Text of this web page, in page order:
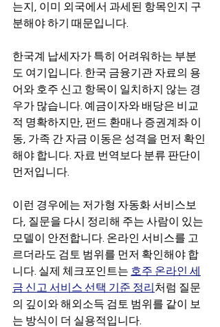
는지, 이미 외국에서 과세된 항목인지 구
분해야 하기 때문입니다.
한국계 납세자가 특히 어려워하는 부분
도 여기입니다. 한국 금융기관 자료의 용
어와 호주 신고 항목이 일치하지 않는 경
우가 많습니다. 예금이자와 배당은 비교
적 명확하지만, 펀드 환매나 증권계좌 이
동, 가족 간 자금 이동은 성격을 먼저 확인
해야 합니다. 자료 번역보다 분류 판단이
먼저입니다.
이런 경우에는 저가형 자동화 서비스보
다, 질문을 다시 정리해 주는 사람이 있는
모델이 안전합니다. 온라인 서비스를 고
르더라도 검토 범위를 먼저 확인해야 합
니다. 실제 체크포인트는 호주 온라인 세
금 신고 서비스 선택 기준 정리 처럼 질문
의 깊이와 해외소득 검토 범위를 같이 보
는 방식이 더 실용적입니다.